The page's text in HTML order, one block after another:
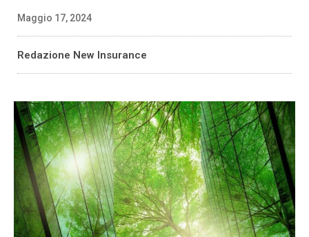
Maggio 17, 2024
Redazione New Insurance